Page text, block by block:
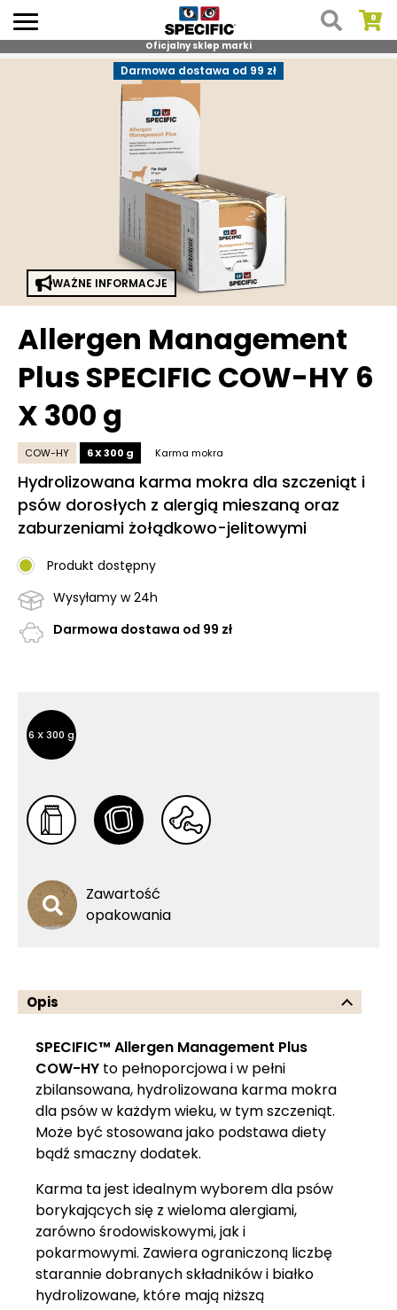
Skip
Oficjalny sklep marki
Darmowa dostawa od 99 zł
WAŻNE INFORMACJE
Allergen Management
Plus SPECIFIC COW-HY 6
X 300 g
COW-HY 6 X 300 g Karma mokra
Hydrolizowana karma mokra dla szczeniąt i
psów dorosłych z alergią mieszaną oraz
zaburzeniami żołądkowo-jelitowymi
Produkt dostępny
Wysyłamy w 24h
Darmowa dostawa od 99 zł
Inne opakowania
6 X 300 g
Inne opakowania
Zawartość
opakowania
Opis
SPECIFIC™ Allergen Management Plus
COW-HY to pełnoporcjowa i w pełni
zbilansowana, hydrolizowana karma mokra
dla psów w każdym wieku, w tym szczeniąt.
Może być stosowana jako podstawa diety
bądź smaczny dodatek.
Karma ta jest idealnym wyborem dla psów
borykających się z wieloma alergiami,
zarówno środowiskowymi, jak i
pokarmowymi. Zawiera ograniczoną liczbę
starannie dobranych składników i białko
hydrolizowane, które mają niższą